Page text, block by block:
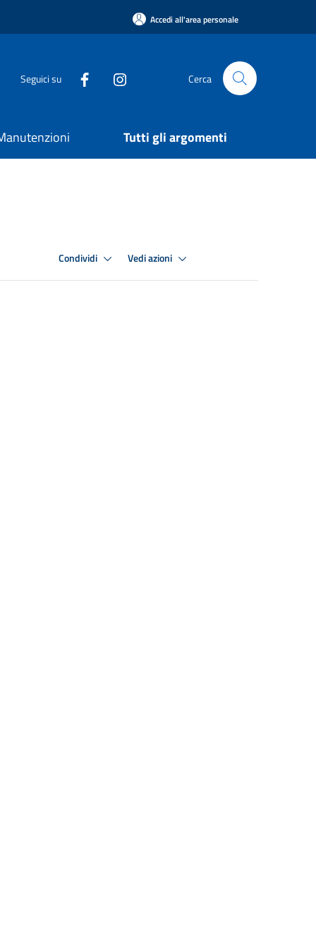
Accedi all'area personale
Seguici su Cerca
Tutti gli argomenti
Condividi Vedi azioni